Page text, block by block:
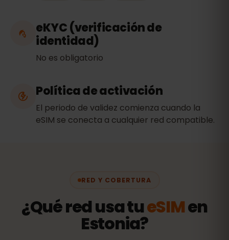
eKYC (verificación de
identidad)
No es obligatorio
Política de activación
El periodo de validez comienza cuando la
eSIM se conecta a cualquier red compatible.
RED Y COBERTURA
¿Qué red usa tueSIMen
Estonia?